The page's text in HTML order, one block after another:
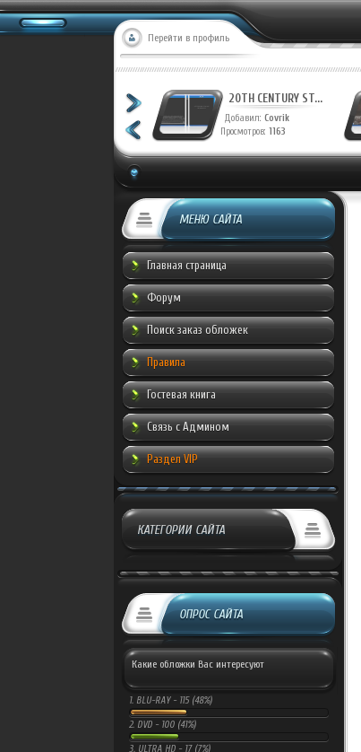
Перейти в профиль
20TH CENTURY ST... 20TH CENTURY ST...
Добавил: Covrik
Просмотров: 1163
МЕНЮ САЙТА
Главная страница
Форум
Поиск заказ обложек
Правила
Гостевая книга
Связь с Админом
Раздел VIP
КАТЕГОРИИ САЙТА
ОПРОС САЙТА
Какие обложки Вас интересуют
1. BLU-RAY - 115 (48%)
2. DVD - 100 (41%)
3. ULTRA HD - 17 (7%)